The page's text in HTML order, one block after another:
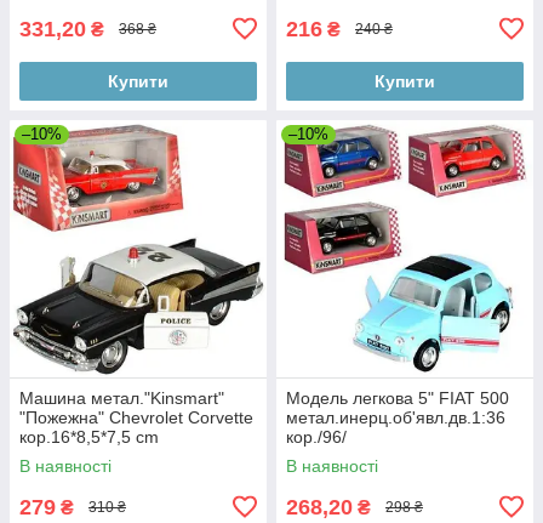
331,20 ₴ 368 ₴
Купити
216 ₴ 240 ₴
Купити
–10%
Машина метал."Kinsmart"
"Пожежна" Chevrolet Corvette
кор.16*8,5*7,5 cm
В наявності
279 ₴ 310 ₴
–10%
Модель легкова 5" FIAT 500
метал.инерц.об'явл.дв.1:36
кор./96/
В наявності
268,20 ₴ 298 ₴